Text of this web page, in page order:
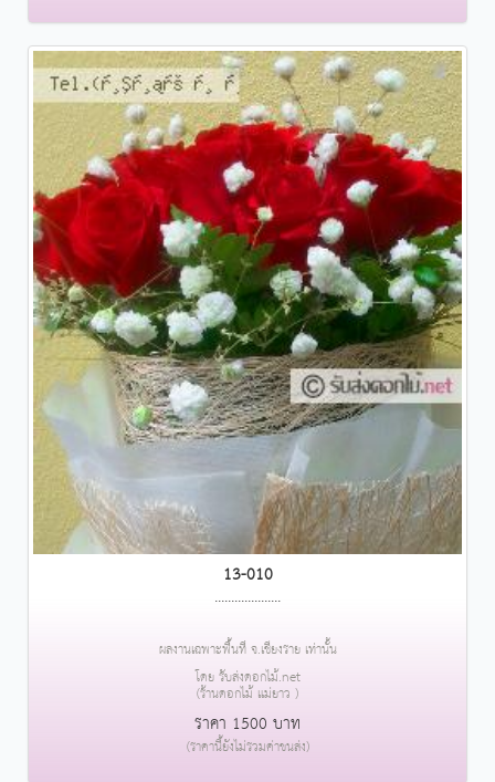
13-010
....................
ผลงานเฉพาะพื้นที่ จ.เชียงราย เท่านั้น
โดย รับส่งดอกไม้.net
(ร้านดอกไม้ แม่ยาว )
ราคา 1500 บาท
(ราคานี้ยังไม่รวมค่าขนส่ง)